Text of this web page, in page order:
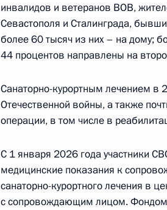
23 апреля, четверг
Заседание Комиссии по
вопросов назначения судей и
Заседание Комиссии по
в некоторых федеральных
22 апреля 2026 года, 18:30
инвалидов и ветеранов ВОВ,
Севастополя и Сталинграда,
более 60 тысяч из них – на дому;
44 процентов направлены на
Санаторно-курортным лечением в
Отечественной войны, а также
операции, в том числе в
С 1 января 2026 года участники
медицинские показания к
санаторно-курортного лечения в
с сопровождающим лицом. Фондом